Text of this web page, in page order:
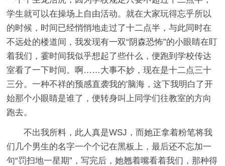
学生就可以在操场上自由活动。就在大家玩得忘乎所以
的时候，时间已经悄悄地走过了十二点半，与此同时在
不远处的楼道间，我发现有一双“阴森恐怖”的小眼睛在盯
着我们，霎时间我似乎想起了些什么，便跑到学校传达
室看了一下时间。啊……大事不妙，现在是十二点三十
三分。一种不祥的预感直袭我的'脑海，这下我明白了开
始那个小眼睛是谁了，便转身叫上同学们往教室的方向
跑去。
不出我所料，此人真是WSJ，而她正拿着粉笔将我
们几个男生的名字一个个记在黑板上，最后还不忘加一
句“罚扫地一星期”，写完后，她翘着嘴看着我们，那种得